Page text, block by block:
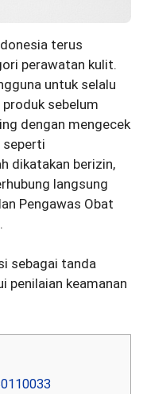
terus
perawatan kulit.
untuk selalu
sebelum
dengan mengecek
seperti
dikatakan berizin,
langsung
Pengawas Obat
sebagai tanda
penilaian keamanan